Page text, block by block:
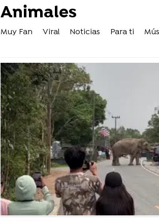
Animales
Muy Fan Viral Noticias Para ti